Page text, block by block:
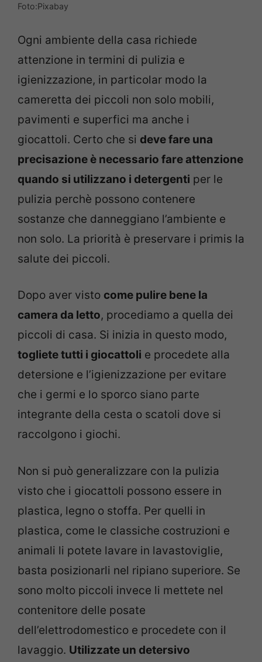
Foto:Pixabay
Ogni ambiente della casa richiede
attenzione in termini di pulizia e
igienizzazione, in particolar modo la
cameretta dei piccoli non solo mobili,
pavimenti e superfici ma anche i
giocattoli. Certo che si deve fare una
precisazione è necessario fare attenzione
quando si utilizzano i detergenti per le
pulizia perchè possono contenere
sostanze che danneggiano l’ambiente e
non solo. La priorità è preservare i primis la
salute dei piccoli.
Dopo aver visto come pulire bene la
camera da letto, procediamo a quella dei
piccoli di casa. Si inizia in questo modo,
togliete tutti i giocattoli e procedete alla
detersione e l’igienizzazione per evitare
che i germi e lo sporco siano parte
integrante della cesta o scatoli dove si
raccolgono i giochi.
Non si può generalizzare con la pulizia
visto che i giocattoli possono essere in
plastica, legno o stoffa. Per quelli in
plastica, come le classiche costruzioni e
animali li potete lavare in lavastoviglie,
basta posizionarli nel ripiano superiore. Se
sono molto piccoli invece li mettete nel
contenitore delle posate
dell’elettrodomestico e procedete con il
lavaggio. Utilizzate un detersivo